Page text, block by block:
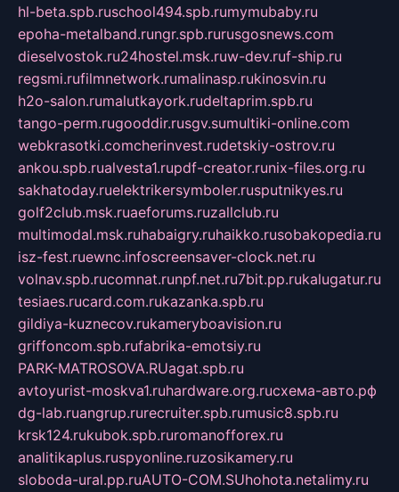
hl-beta.spb.ruschool494.spb.rumymubaby.ru
epoha-metalband.rungr.spb.rurusgosnews.com
dieselvostok.ru24hostel.msk.ruw-dev.ruf-ship.ru
regsmi.rufilmnetwork.rumalinasp.rukinosvin.ru
h2o-salon.rumalutkayork.rudeltaprim.spb.ru
tango-perm.rugooddir.rusgv.sumultiki-online.com
webkrasotki.comcherinvest.rudetskiy-ostrov.ru
ankou.spb.rualvesta1.rupdf-creator.runix-files.org.ru
sakhatoday.ruelektrikersymboler.rusputnikyes.ru
golf2club.msk.ruaeforums.ruzallclub.ru
multimodal.msk.ruhabaigry.ruhaikko.rusobakopedia.ru
isz-fest.ruewnc.infoscreensaver-clock.net.ru
volnav.spb.rucomnat.runpf.net.ru7bit.pp.rukalugatur.ru
tesiaes.rucard.com.rukazanka.spb.ru
gildiya-kuznecov.rukameryboavision.ru
griffoncom.spb.rufabrika-emotsiy.ru
PARK-MATROSOVA.RUagat.spb.ru
avtoyurist-moskva1.ruhardware.org.ruсхема-авто.рф
dg-lab.ruangrup.rurecruiter.spb.rumusic8.spb.ru
krsk124.rukubok.spb.ruromanofforex.ru
analitikaplus.ruspyonline.ruzosikamery.ru
sloboda-ural.pp.ruAUTO-COM.SUhohota.netalimy.ru